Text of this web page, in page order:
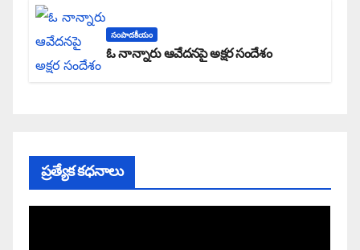
సంపాదకీయం
ఓ నాన్నారు ఆవేదనపై అక్షర సందేశం
ప్రత్యేక కధనాలు